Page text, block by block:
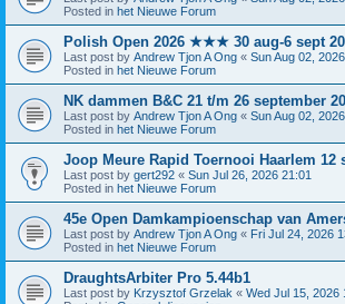
Posted in het Nieuwe Forum
Polish Open 2026 ★★★ 30 aug-6 sept
Last post by Andrew Tjon A Ong « Sun Aug 02,
Posted in het Nieuwe Forum
NK dammen B&C 21 t/m 26 september
Last post by Andrew Tjon A Ong « Sun Aug 02,
Posted in het Nieuwe Forum
Joop Meure Rapid Toernooi Haarlem 12
Last post by gert292 « Sun Jul 26, 2026 21:01
Posted in het Nieuwe Forum
45e Open Damkampioenschap van
Last post by Andrew Tjon A Ong « Fri Jul 24, 2026
Posted in het Nieuwe Forum
DraughtsArbiter Pro 5.44b1
Last post by Krzysztof Grzelak « Wed Jul 15, 2026